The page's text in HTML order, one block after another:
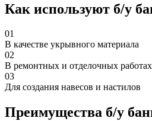
Как используют б/у
01
В качестве укрывного материала
02
В ремонтных и отделочных работах
03
Для создания навесов и настилов
Преимущества б/у